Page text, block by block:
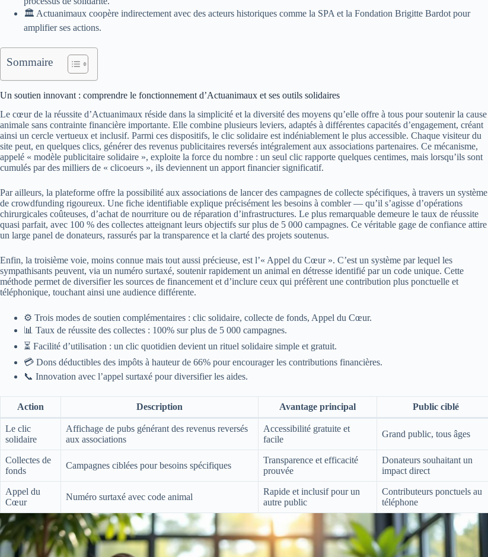
🏛️ Actuanimaux coopère indirectement avec des acteurs historiques comme la SPA et la Fondation Brigitte Bardot pour
amplifier ses actions.
Sommaire
Un soutien innovant : comprendre le fonctionnement d’Actuanimaux et ses outils solidaires
Le cœur de la réussite d’Actuanimaux réside dans la simplicité et la diversité des moyens qu’elle offre à tous pour soutenir la cause
animale sans contrainte financière importante. Elle combine plusieurs leviers, adaptés à différentes capacités d’engagement, créant
ainsi un cercle vertueux et inclusif. Parmi ces dispositifs, le clic solidaire est indéniablement le plus accessible. Chaque visiteur du
site peut, en quelques clics, générer des revenus publicitaires reversés intégralement aux associations partenaires. Ce mécanisme,
appelé « modèle publicitaire solidaire », exploite la force du nombre : un seul clic rapporte quelques centimes, mais lorsqu’ils sont
cumulés par des milliers de « clicoeurs », ils deviennent un apport financier significatif.
Par ailleurs, la plateforme offre la possibilité aux associations de lancer des campagnes de collecte spécifiques, à travers un système
de crowdfunding rigoureux. Une fiche identifiable explique précisément les besoins à combler — qu’il s’agisse d’opérations
chirurgicales coûteuses, d’achat de nourriture ou de réparation d’infrastructures. Le plus remarquable demeure le taux de réussite
quasi parfait, avec 100 % des collectes atteignant leurs objectifs sur plus de 5 000 campagnes. Ce véritable gage de confiance attire
un large panel de donateurs, rassurés par la transparence et la clarté des projets soutenus.
Enfin, la troisième voie, moins connue mais tout aussi précieuse, est l’« Appel du Cœur ». C’est un système par lequel les
sympathisants peuvent, via un numéro surtaxé, soutenir rapidement un animal en détresse identifié par un code unique. Cette
méthode permet de diversifier les sources de financement et d’inclure ceux qui préfèrent une contribution plus ponctuelle et
téléphonique, touchant ainsi une audience différente.
⚙️ Trois modes de soutien complémentaires : clic solidaire, collecte de fonds, Appel du Cœur.
📊 Taux de réussite des collectes : 100% sur plus de 5 000 campagnes.
⏳ Facilité d’utilisation : un clic quotidien devient un rituel solidaire simple et gratuit.
💳 Dons déductibles des impôts à hauteur de 66% pour encourager les contributions financières.
📞 Innovation avec l’appel surtaxé pour diversifier les aides.
Action Description Avantage principal Public ciblé
Le clic
solidaire
Affichage de pubs générant des revenus reversés
aux associations
Accessibilité gratuite et
facile
Grand public, tous âges
Collectes de
fonds
Campagnes ciblées pour besoins spécifiques
Transparence et efficacité
prouvée
Donateurs souhaitant un
impact direct
Appel du
Cœur
Numéro surtaxé avec code animal
Rapide et inclusif pour un
autre public
Contributeurs ponctuels au
téléphone